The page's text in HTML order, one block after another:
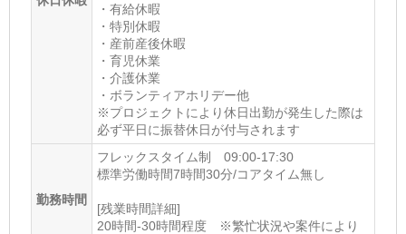
・有給休暇
・特別休暇
・産前産後休暇
・育児休業
・介護休業
・ボランティアホリデー他
※プロジェクトにより休日出勤が発生した際は
必ず平日に振替休日が付与されます
勤務時間
フレックスタイム制 09:00-17:30
標準労働時間7時間30分/コアタイム無し
[残業時間詳細]
20時間-30時間程度 ※繁忙状況や案件により